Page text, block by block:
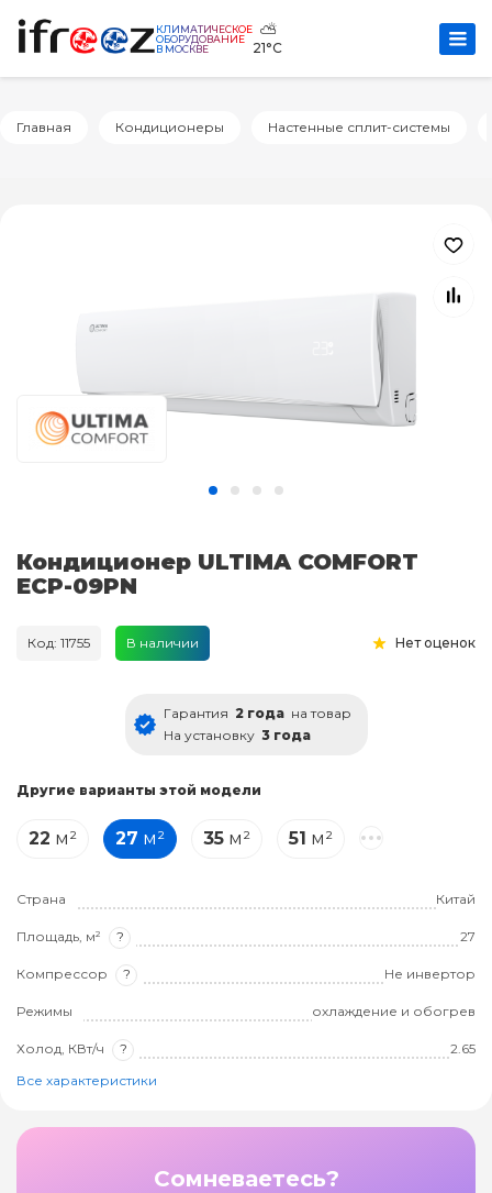
КЛИМАТИЧЕСКОЕ
ОБОРУДОВАНИЕ
В МОСКВЕ
⛅
21°C
Главная Кондиционеры Настенные сплит-системы
Кондиционер ULTIMA COMFORT
ECP-09PN
Код: 11755 В наличии Нет оценок
Гарантия 2 года на товар
На установку 3 года
Другие варианты этой модели
22 м² 27 м² 35 м² 51 м²
Страна Китай
Площадь, м² ? 27
Компрессор ? Не инвертор
Режимы охлаждение и обогрев
Холод, КВт/ч ?
2.65
Все характеристики
Сомневаетесь?